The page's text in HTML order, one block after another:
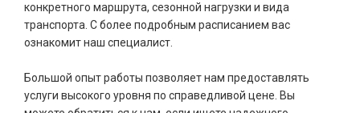
конкретного маршрута, сезонной нагрузки и вида
транспорта. С более подробным расписанием вас
ознакомит наш специалист.
Большой опыт работы позволяет нам предоставлять
услуги высокого уровня по справедливой цене. Вы